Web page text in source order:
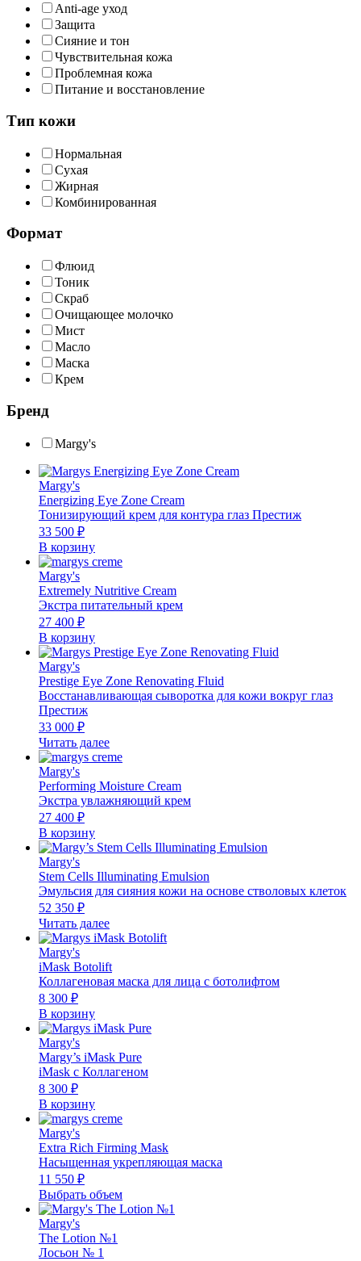
Anti-age уход
Защита
Сияние и тон
Чувствительная кожа
Проблемная кожа
Питание и восстановление
Тип кожи
Нормальная
Сухая
Жирная
Комбинированная
Формат
Флюид
Тоник
Скраб
Очищающее молочко
Мист
Масло
Маска
Крем
Бренд
Margy's
Margy's
Energizing Eye Zone Cream
Тонизирующий крем для контура глаз Престиж
33 500 ₽
В корзину
Margy's
Extremely Nutritive Cream
Экстра питательный крем
27 400 ₽
В корзину
Margy's
Prestige Eye Zone Renovating Fluid
Восстанавливающая сыворотка для кожи вокруг глаз
Престиж
33 000 ₽
Читать далее
Margy's
Performing Moisture Cream
Экстра увлажняющий крем
27 400 ₽
В корзину
Margy's
Stem Cells Illuminating Emulsion
Эмульсия для сияния кожи на основе стволовых клеток
52 350 ₽
Читать далее
Margy's
iMask Botolift
Коллагеновая маска для лица с ботолифтом
8 300 ₽
В корзину
Margy's
Margy’s iMask Pure
iMask с Коллагеном
8 300 ₽
В корзину
Margy's
Extra Rich Firming Mask
Насыщенная укрепляющая маска
11 550 ₽
Выбрать объем
Margy's
The Lotion №1
Лосьон № 1